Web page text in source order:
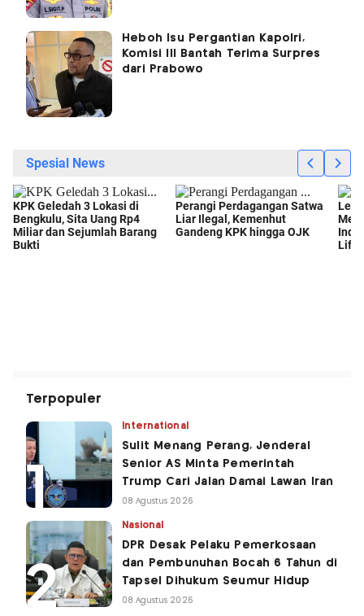
Heboh Isu Pergantian Kapolri,
Komisi III Bantah Terima Surpres
dari Prabowo
Terpopuler
International
Sulit Menang Perang, Jenderal
Senior AS Minta Pemerintah
Trump Cari Jalan Damai Lawan Iran
08 Agustus 2026
Nasional
DPR Desak Pelaku Pemerkosaan
dan Pembunuhan Bocah 6 Tahun di
Tapsel Dihukum Seumur Hidup
08 Agustus 2026